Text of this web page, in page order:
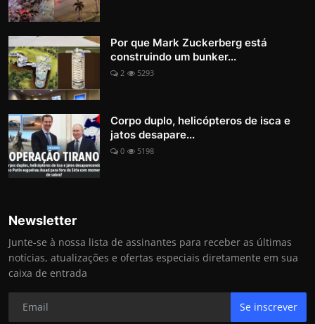
Por que Mark Zuckerberg está
construindo um bunker...
2 5293
Corpo duplo, helicópteros de isca e
jatos desapare...
0 5198
Newsletter
Junte-se à nossa lista de assinantes para receber as últimas
notícias, atualizações e ofertas especiais diretamente em sua
caixa de entrada
Se inscrever